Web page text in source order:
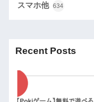
スマホ他 634
Recent Posts